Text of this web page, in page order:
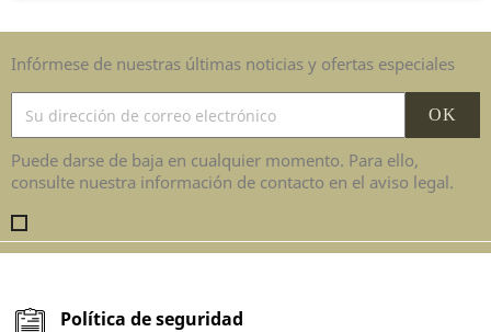
Infórmese de nuestras últimas noticias y ofertas especiales
Puede darse de baja en cualquier momento. Para ello,
consulte nuestra información de contacto en el aviso legal.
Política de seguridad